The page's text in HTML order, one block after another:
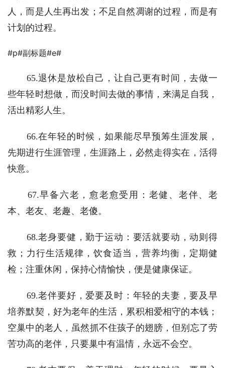
人，而是人生再出发；不足自然凋谢的过程，而是有
计划的过程。
#p#副标题#e#
65.退休是放松自己，让自己更有时间，去做一
些年轻时想做，而没时间去做的事情，来满足自我，
活出精彩人生。
66.在年轻的时候，如果能尽早预筹生涯发展，
先期进行生涯管理，生涯路上，必然走得实在，活得
快意。
67.早备六老，愈老愈受用：老健、老伴、老
本、老友、老趣、老傻。
68.老身要健，勤于运动：要活就要动，动则得
救；力行生活规律，饮食适当，营养均衡，定期健
检；注重休闲，保持心情愉快，便是健康保证。
69.老伴要好，爱要及时：年轻的夫妻，要及早
培养默契，好为老年的生活，累积相爱相守的本钱；
空巢中的老人，虽然抓不住孩子的翅膀，但别忘了劳
苦功高的老伴，只要巢中有温情，永远不会空。